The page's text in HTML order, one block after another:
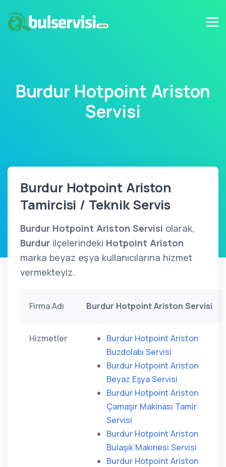
Burdur Hotpoint Ariston
Servisi
Burdur Hotpoint Ariston
Tamircisi / Teknik Servis
Burdur Hotpoint Ariston Servisi olarak,
Burdur ilçelerindeki Hotpoint Ariston
marka beyaz eşya kullanıcılarına hizmet
vermekteyiz.
Firma Adı Burdur Hotpoint Ariston Servisi
Hizmetler
Burdur Hotpoint Ariston
Buzdolabı Servisi
Burdur Hotpoint Ariston
Beyaz Eşya Servisi
Burdur Hotpoint Ariston
Çamaşır Makinası Tamir
Servisi
Burdur Hotpoint Ariston
Bulaşık Makinesi Servisi
Burdur Hotpoint Ariston